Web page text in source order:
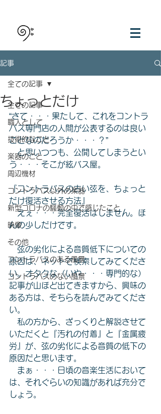
記事
全ての記事
職人として
技術的なこと
楽器のこと
周辺機材
コントラバス以外の楽器
新型コロナの騒動の中で感じたこと
映像
その他
コントラバスのある風景
コントラバスのない風景
全ての記事
ちょっとだけ
“さて・・・果たして、これをコントラ
バス専門店の人間が公表するのは良い
ことなのだろうか・・・？”
と思いつつも、公開してしまうとい
う・・・そこが絃バス屋。
『コントラバスの古い弦を、ちょっと
だけ復活させる方法』
えぇ・・・完全復活はしません。ほ
んの少しだけです。
弦の劣化による音質低下についての
原因は、ネットで検索してみてくださ
い。オタクな（いや・・・専門的な）
記事が山ほど出てきますから、興味の
ある方は、そちらを読んでみてくださ
い。
私の方から、ざっくりと解説させて
いただくと『汚れの付着』と『金属疲
労』が、弦の劣化による音質の低下の
原因だと思います。
まぁ・・・日頃の音楽生活において
は、それぐらいの知識があれば充分で
しょう。